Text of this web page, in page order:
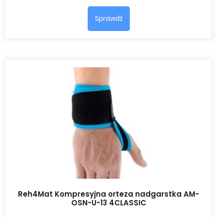
Sprawdź
Reh4Mat Kompresyjna orteza nadgarstka AM-
OSN-U-13 4CLASSIC